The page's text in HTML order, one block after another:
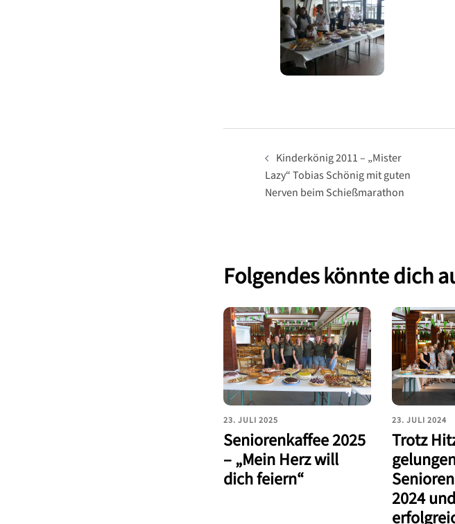
Kinderkönig 2011 – „Mister
Lazy“ Tobias Schönig mit guten
Nerven beim Schießmarathon
Folgendes könnte dich
23. JULI 2025
Seniorenkaffee 2025
– „Mein Herz will
dich feiern“
23. JULI 2024
Trotz
2024 und